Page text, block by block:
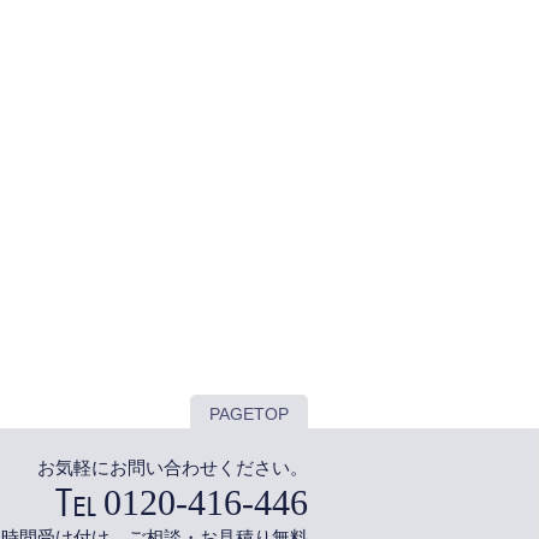
PAGETOP
お気軽にお問い合わせください。
0120-416-446